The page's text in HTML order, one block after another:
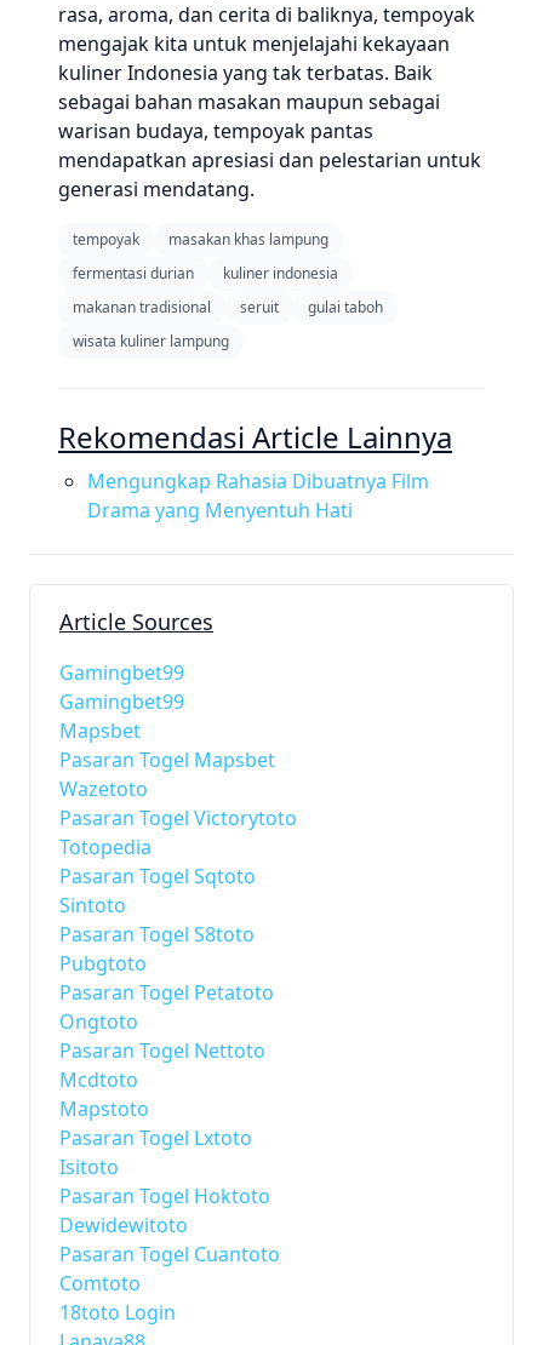
rasa, aroma, dan cerita di baliknya, tempoyak
mengajak kita untuk menjelajahi kekayaan
kuliner Indonesia yang tak terbatas. Baik
sebagai bahan masakan maupun sebagai
warisan budaya, tempoyak pantas
mendapatkan apresiasi dan pelestarian untuk
generasi mendatang.
tempoyak
masakan khas lampung
fermentasi durian
kuliner indonesia
makanan tradisional
seruit
gulai taboh
wisata kuliner lampung
Rekomendasi Article Lainnya
Mengungkap Rahasia Dibuatnya Film
Drama yang Menyentuh Hati
Article Sources
Gamingbet99
Gamingbet99
Mapsbet
Pasaran Togel Mapsbet
Wazetoto
Pasaran Togel Victorytoto
Totopedia
Pasaran Togel Sqtoto
Sintoto
Pasaran Togel S8toto
Pubgtoto
Pasaran Togel Petatoto
Ongtoto
Pasaran Togel Nettoto
Mcdtoto
Mapstoto
Pasaran Togel Lxtoto
Isitoto
Pasaran Togel Hoktoto
Dewidewitoto
Pasaran Togel Cuantoto
Comtoto
18toto Login